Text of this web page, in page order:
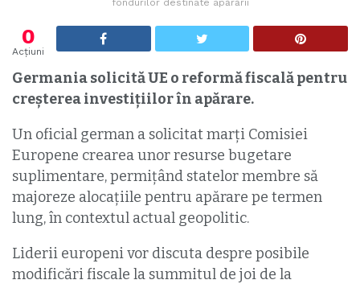
0
Acțiuni
Germania solicită UE o reformă fiscală pentru
creşterea investiţiilor în apărare.
Un oficial german a solicitat marţi Comisiei
Europene crearea unor resurse bugetare
suplimentare, permiţând statelor membre să
majoreze alocaţiile pentru apărare pe termen
lung, în contextul actual geopolitic.
Liderii europeni vor discuta despre posibile
modificări fiscale la summitul de joi de la